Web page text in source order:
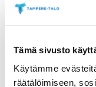
Tämä sivusto
Käytämme
räätälöimiseen,
TÄSTÄ